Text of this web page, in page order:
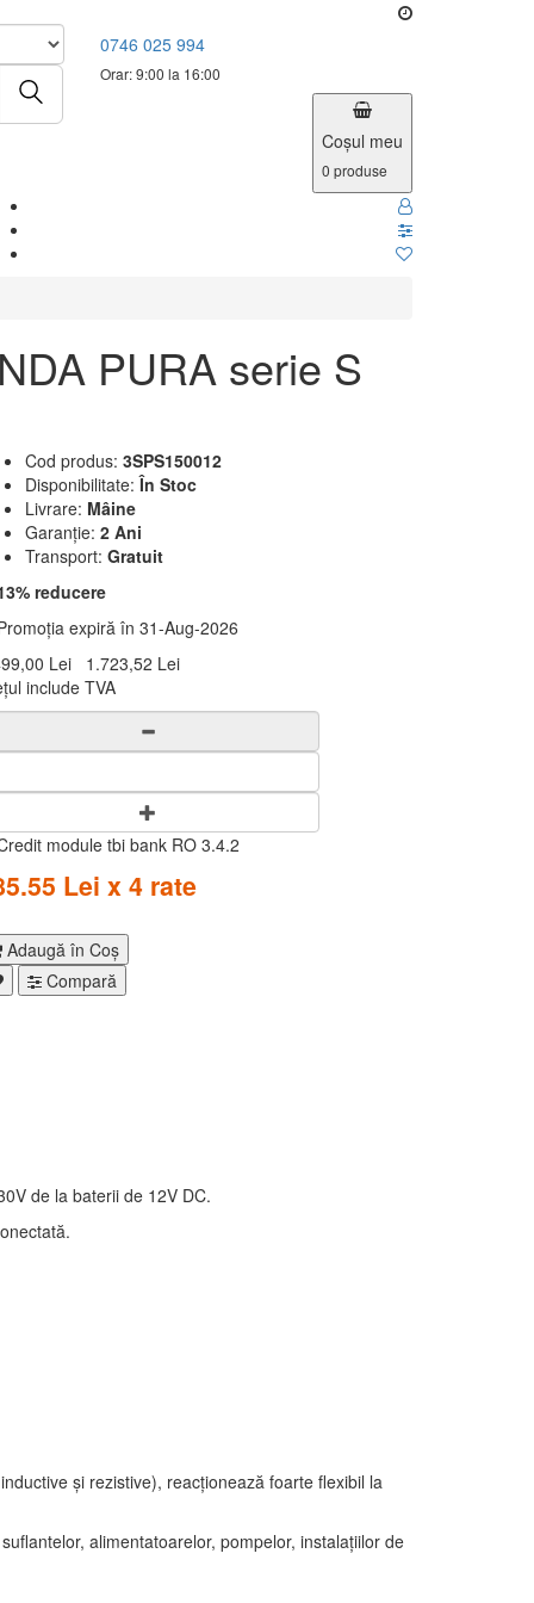
0746 025 994
Orar: 9:00 la 16:00
Coşul meu
0 produse
PURA serie S
Cod produs: 3SPS150012
Disponibilitate: În Stoc
Livrare: Mâine
Garanție: 2 Ani
Transport: Gratuit
reducere
expiră în 31-Aug-2026
Lei
1.723,52 Lei
include TVA
Lei x 4 rate
Adaugă în Coş
Compară
de la baterii de 12V DC.
și rezistive), reacționează foarte flexibil la
alimentatoarelor, pompelor, instalațiilor de